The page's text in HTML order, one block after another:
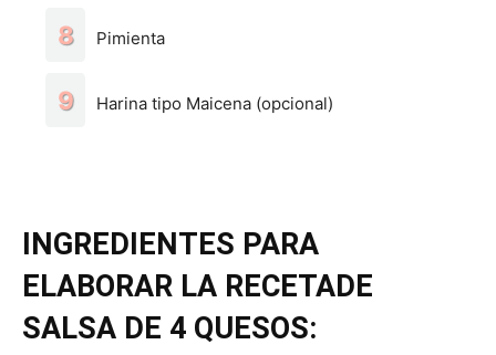
Pimienta
Harina tipo Maicena (opcional)
INGREDIENTES PARA
ELABORAR LA RECETADE
SALSA DE 4 QUESOS: